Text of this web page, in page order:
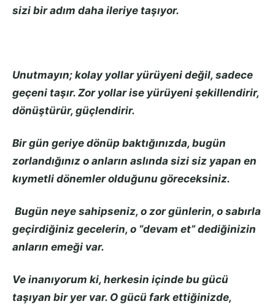
sizi bir adım daha ileriye taşıyor.
Unutmayın; kolay yollar yürüyeni değil, sadece
geçeni taşır. Zor yollar ise yürüyeni şekillendirir,
dönüştürür, güçlendirir.
Bir gün geriye dönüp baktığınızda, bugün
zorlandığınız o anların aslında sizi siz yapan en
kıymetli dönemler olduğunu göreceksiniz.
Bugün neye sahipseniz, o zor günlerin, o sabırla
geçirdiğiniz gecelerin, o “devam et” dediğinizin
anların emeği var.
Ve inanıyorum ki, herkesin içinde bu gücü
taşıyan bir yer var. O gücü fark ettiğinizde,